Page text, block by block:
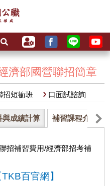
濟部國營聯招簡章
招短衝班 口面試諮詢
與成績計算 補習課程介紹
百官網】